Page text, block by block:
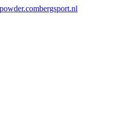
bergsport.nl